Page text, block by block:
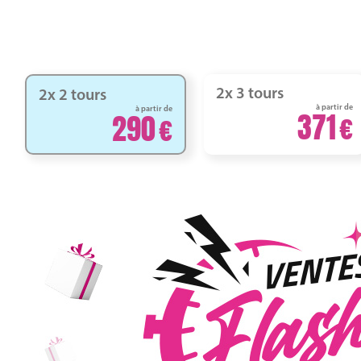
2x 2 tours
à partir de
290
2x 3 tours
à partir de
371